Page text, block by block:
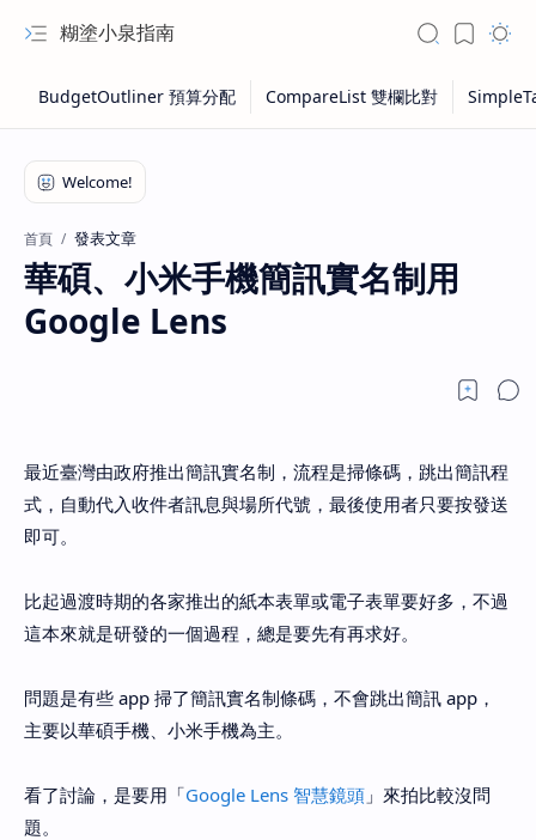
糊塗小泉指南
首頁 發表文章
華碩、小米手機簡訊實名制用
Google Lens
最近臺灣由政府推出簡訊實名制，流程是掃條碼，跳出簡訊程
式，自動代入收件者訊息與場所代號，最後使用者只要按發送
即可。
比起過渡時期的各家推出的紙本表單或電子表單要好多，不過
這本來就是研發的一個過程，總是要先有再求好。
問題是有些 app 掃了簡訊實名制條碼，不會跳出簡訊 app，
主要以華碩手機、小米手機為主。
看了討論，是要用「Google Lens 智慧鏡頭 」來拍比較沒問
題。